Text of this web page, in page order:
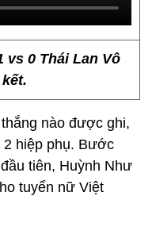
vs 0 Thái Lan Vô
nào được ghi,
2 hiệp phụ. Bước
tiên, Huỳnh Như
tuyển nữ Việt